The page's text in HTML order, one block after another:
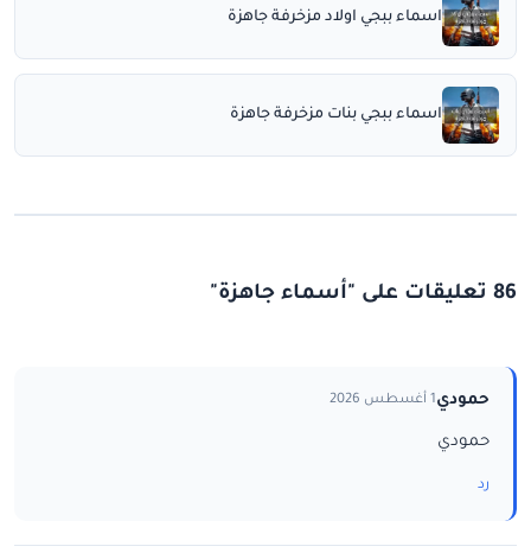
اسماء ببجي اولاد مزخرفة جاهزة
اسماء ببجي بنات مزخرفة جاهزة
86 تعليقات على "أسماء جاهزة"
حمودي1 أغسطس 2026
حمودي
رد